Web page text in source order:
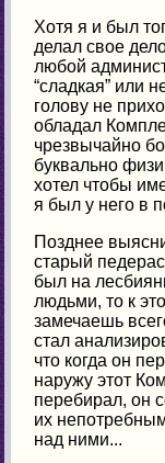
Хотя я и был
делал свое
любой
“сладкая” или
голову не
обладал
чрезвычайно
буквально
хотел чтобы
я был у него в
Позднее
старый
был на
людьми, то к
замечаешь
стал
что когда он
наружу этот
перебирал, он
их
над ними...